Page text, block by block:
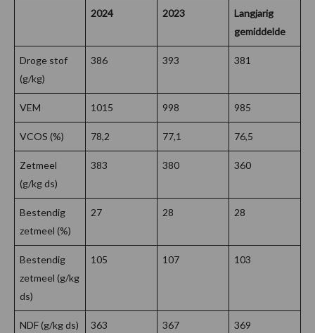
2024 2023
Langjarig
gemiddelde
Droge stof
(g/kg)
386 393 381
VEM 1015 998 985
VCOS (%) 78,2 77,1 76,5
Zetmeel
(g/kg ds)
383 380 360
Bestendig
zetmeel (%)
27 28 28
Bestendig
zetmeel (g/kg
ds)
105 107 103
NDF (g/kg ds) 363 367 369